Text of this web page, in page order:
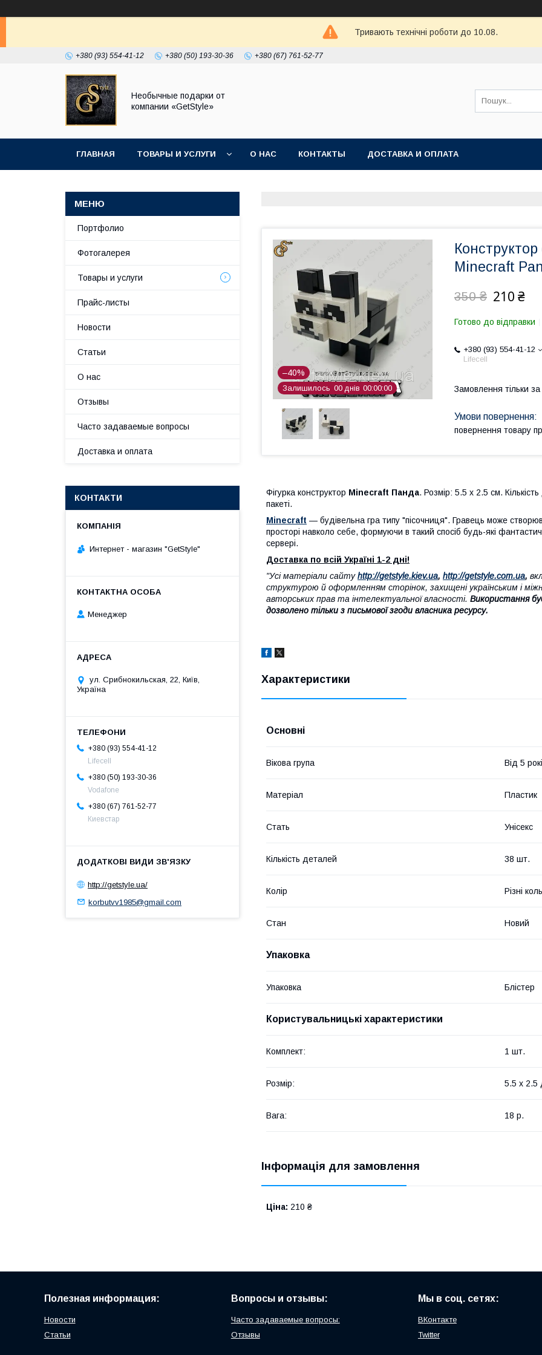
Тривають технічні роботи до 10.08.
+380 (93) 554-41-12 +380 (50) 193-30-36 +380 (67) 761-52-77
Необычные подарки от
компании «GetStyle»
ГЛАВНАЯ ТОВАРЫ И УСЛУГИ О НАС КОНТАКТЫ ДОСТАВКА И ОПЛАТА
–40%
Залишилось 00 днів 00 00 00
Minecraft
350 ₴ 210 ₴
Готово до відправки
+380 (93) 554-41-12
Lifecell
Замовлення тільки
повернення товару
Фігурка конструктор Minecraft Панда. Розмір: 5.5 х 2.5 см.
пакеті.
Minecraft — будівельна гра типу "пісочниця". Гравець може
просторі навколо себе, формуючи в такий спосіб будь-які
сервері.
Доставка по всій Україні 1-2 дні!
"Усі матеріали сайтуhttp://getstyle.kiev.ua, http://getstyle.com.ua,
структурою й оформленням сторінок, захищені українським і
авторських прав та інтелектуальної власності. Використання
дозволено тільки з письмової згоди власника ресурсу.
Характеристики
Основні
Вікова група Від 5
Матеріал Пластик
Стать Унісекс
Кількість деталей 38 шт.
Колір Різні
Стан Новий
Упаковка
Упаковка Блістер
Користувальницькі характеристики
Комплект: 1 шт.
Розмір: 5.5 х 2.5
Вага: 18 р.
Інформація для замовлення
Ціна: 210 ₴
Портфолио
Фотогалерея
Товары и услуги
Прайс-листы
Новости
Статьи
О нас
Отзывы
Часто задаваемые вопросы
Доставка и оплата
КОНТАКТИ
Интернет - магазин "GetStyle"
Менеджер
ул. Срибнокильская, 22, Київ,
Україна
+380 (93) 554-41-12
Lifecell
+380 (50) 193-30-36
Vodafone
+380 (67) 761-52-77
Киевстар
http://getstyle.ua/
korbutvv1985@gmail.com
Полезная информация:
Новости
Статьи
Вопросы и отзывы:
Часто задаваемые вопросы:
Отзывы
Мы в соц. сетях:
ВКонтакте
Twitter